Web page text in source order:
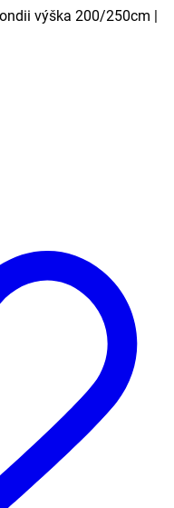
výška 200/250cm |